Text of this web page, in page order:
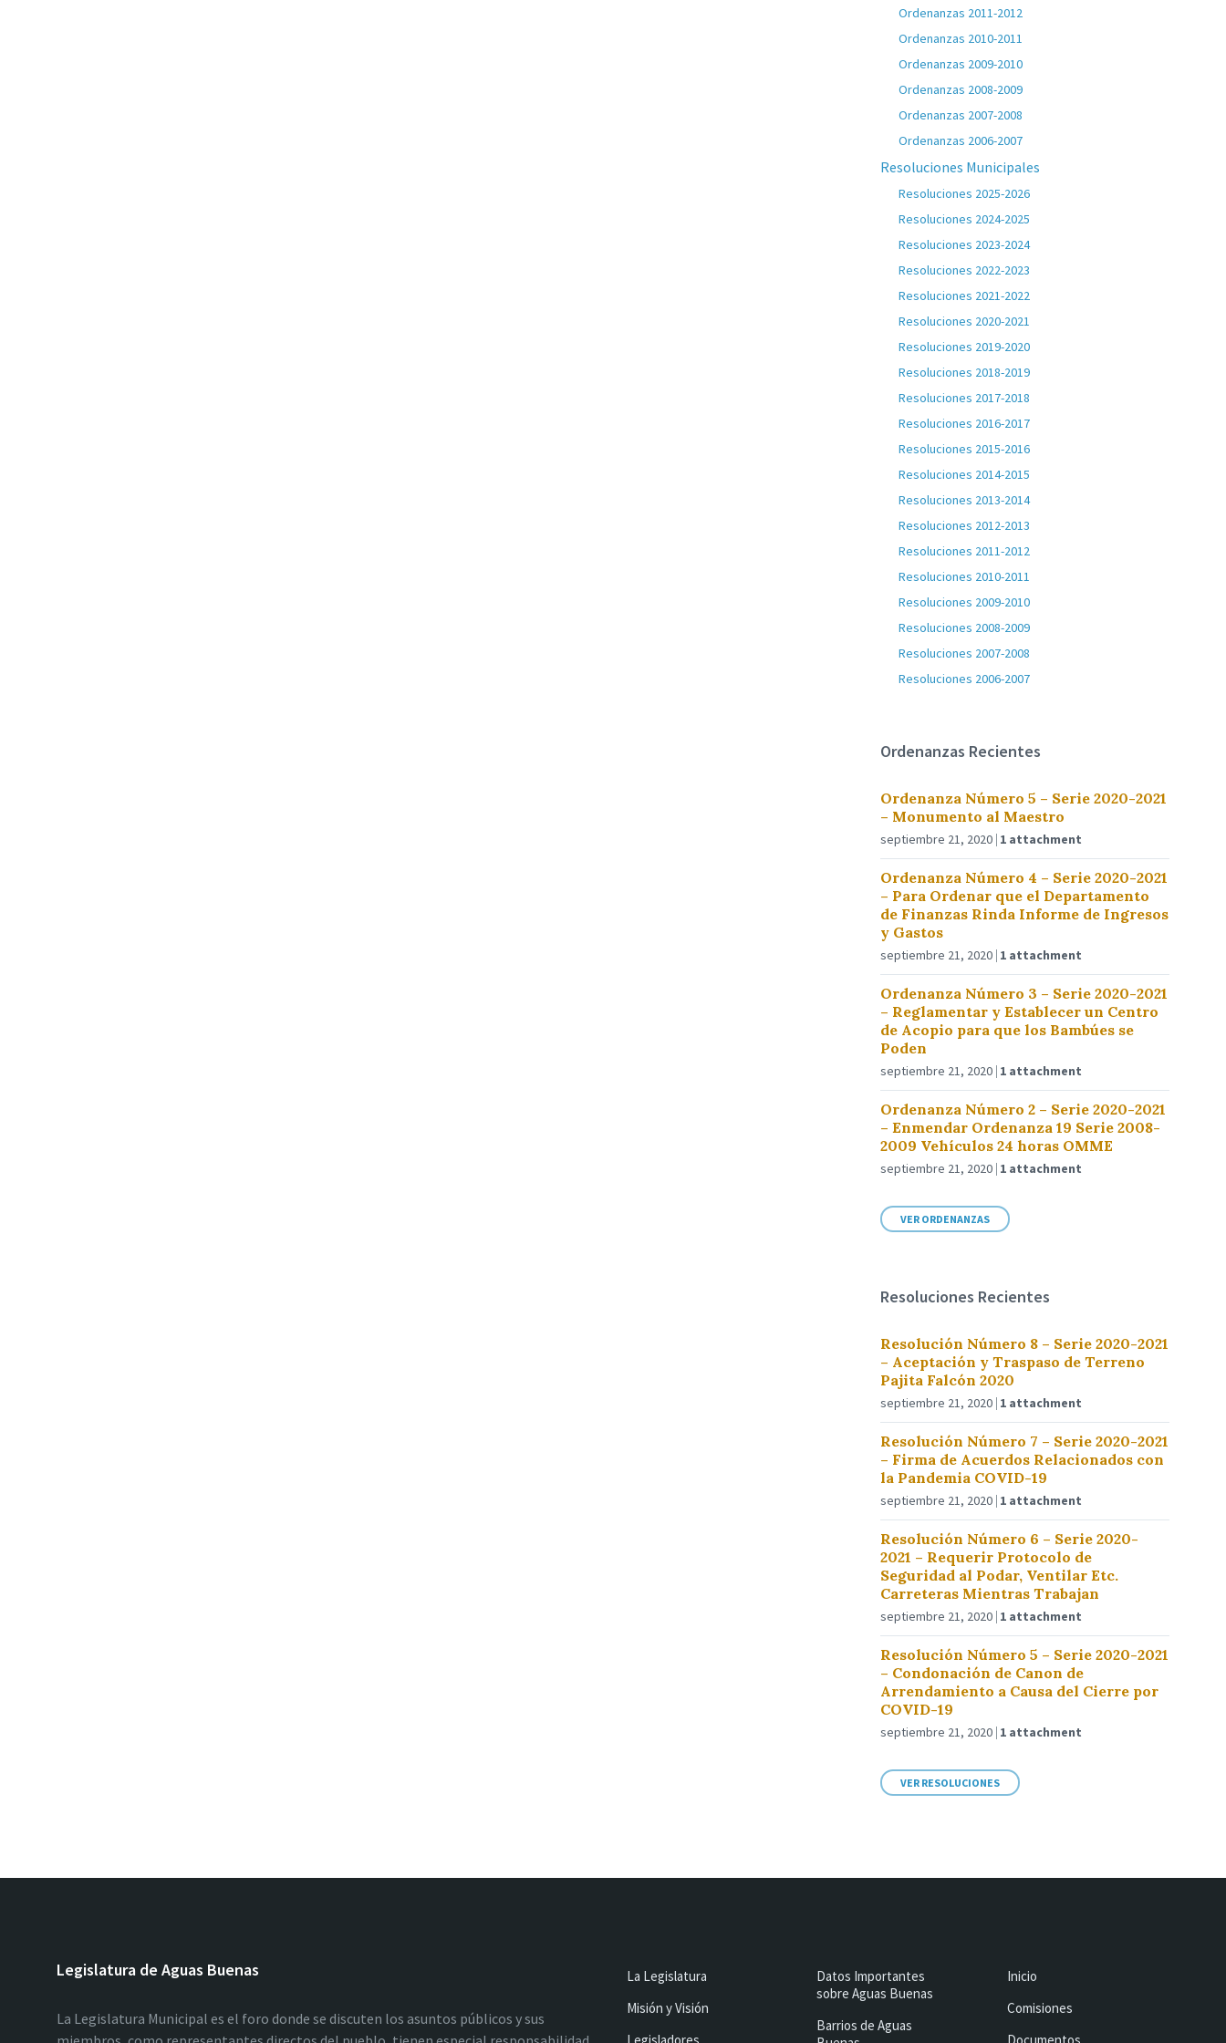
Ordenanzas 2011-2012
Ordenanzas 2010-2011
Ordenanzas 2009-2010
Ordenanzas 2008-2009
Ordenanzas 2007-2008
Ordenanzas 2006-2007
Resoluciones Municipales
Resoluciones 2025-2026
Resoluciones 2024-2025
Resoluciones 2023-2024
Resoluciones 2022-2023
Resoluciones 2021-2022
Resoluciones 2020-2021
Resoluciones 2019-2020
Resoluciones 2018-2019
Resoluciones 2017-2018
Resoluciones 2016-2017
Resoluciones 2015-2016
Resoluciones 2014-2015
Resoluciones 2013-2014
Resoluciones 2012-2013
Resoluciones 2011-2012
Resoluciones 2010-2011
Resoluciones 2009-2010
Resoluciones 2008-2009
Resoluciones 2007-2008
Resoluciones 2006-2007
Ordenanzas Recientes
Ordenanza Número 5 – Serie 2020-2021
– Monumento al Maestro
septiembre 21, 2020 1 attachment
Ordenanza Número 4 – Serie 2020-2021
– Para Ordenar que el Departamento
de Finanzas Rinda Informe de Ingresos
y Gastos
septiembre 21, 2020 1 attachment
Ordenanza Número 3 – Serie 2020-2021
– Reglamentar y Establecer un Centro
de Acopio para que los Bambúes se
Poden
septiembre 21, 2020 1 attachment
Ordenanza Número 2 – Serie 2020-2021
– Enmendar Ordenanza 19 Serie 2008-
2009 Vehículos 24 horas OMME
septiembre 21, 2020 1 attachment
VER ORDENANZAS
Resoluciones Recientes
Resolución Número 8 – Serie 2020-2021
– Aceptación y Traspaso de Terreno
Pajita Falcón 2020
septiembre 21, 2020 1 attachment
Resolución Número 7 – Serie 2020-2021
– Firma de Acuerdos Relacionados con
la Pandemia COVID-19
septiembre 21, 2020 1 attachment
Resolución Número 6 – Serie 2020-
2021 – Requerir Protocolo de
Seguridad al Podar, Ventilar Etc.
Carreteras Mientras Trabajan
septiembre 21, 2020 1 attachment
Resolución Número 5 – Serie 2020-2021
– Condonación de Canon de
Arrendamiento a Causa del Cierre por
COVID-19
septiembre 21, 2020 1 attachment
VER RESOLUCIONES
Legislatura de Aguas Buenas
La Legislatura Municipal es el foro donde se discuten los asuntos públicos y sus
La Legislatura
Misión y Visión
Datos Importantes
sobre Aguas Buenas
Barrios de Aguas
Inicio
Comisiones